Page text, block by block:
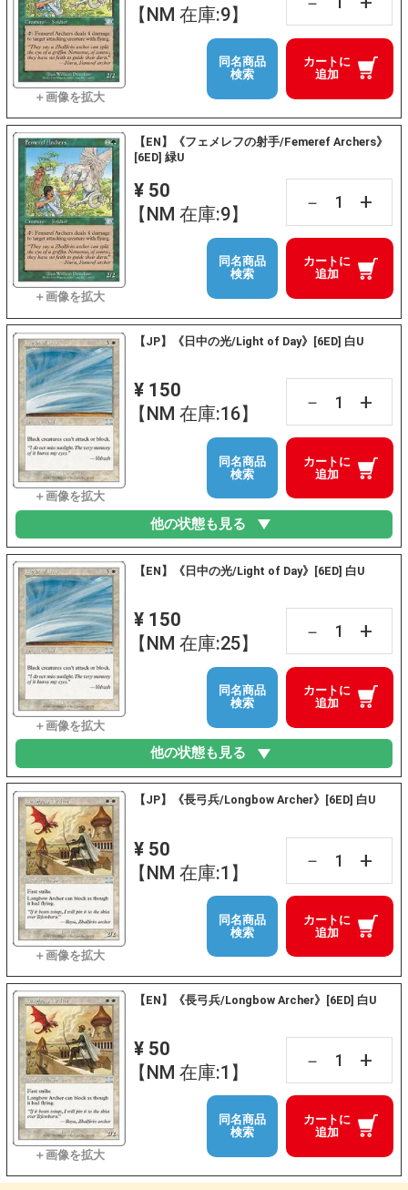
【NM 在庫:9】
カートに
追加
同名商品
検索
【EN】《フェメレフの射手/Femeref Archers》
[6ED] 緑U
¥ 50
【NM 在庫:9】
－ +
カートに
追加
同名商品
検索
【JP】《日中の光/Light of Day》[6ED] 白U
¥ 150
【NM 在庫:16】
－ +
カートに
追加
同名商品
検索
他の状態も見る
【EN】《日中の光/Light of Day》[6ED] 白U
¥ 150
【NM 在庫:25】
－ +
カートに
追加
同名商品
検索
他の状態も見る
【JP】《長弓兵/Longbow Archer》[6ED] 白U
¥ 50
【NM 在庫:1】
－ +
カートに
追加
同名商品
検索
【EN】《長弓兵/Longbow Archer》[6ED] 白U
¥ 50
【NM 在庫:1】
－ +
カートに
追加
同名商品
検索